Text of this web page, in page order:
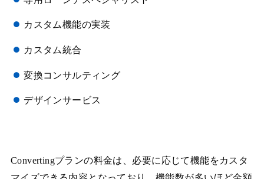
カスタム機能の実装
カスタム統合
変換コンサルティング
デザインサービス
Convertingプランの料金は、必要に応じて機能をカスタ